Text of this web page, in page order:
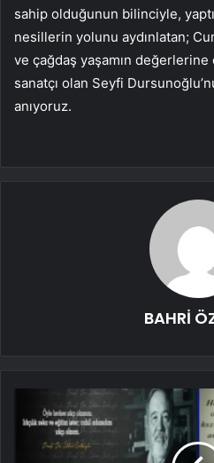
sahip olduğunun bilinciyle,
nesillerin yolunu aydınlatan;
ve çağdaş yaşamın
sanatçı olan Seyfi
anıyoruz.
BAHRİ